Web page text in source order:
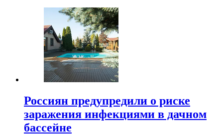
Россиян предупредили о риске
заражения инфекциями в дачном
бассейне